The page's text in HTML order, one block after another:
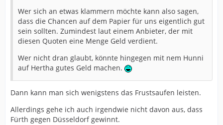
Wer sich an etwas klammern möchte kann also sagen,
dass die Chancen auf dem Papier für uns eigentlich gut
sein sollten. Zumindest laut einem Anbieter, der mit
diesen Quoten eine Menge Geld verdient.
Wer nicht dran glaubt, könnte hingegen mit nem Hunni
auf Hertha gutes Geld machen.
Dann kann man sich wenigstens das Frustsaufen leisten.
Allerdings gehe ich auch irgendwie nicht davon aus, dass
Fürth gegen Düsseldorf gewinnt.